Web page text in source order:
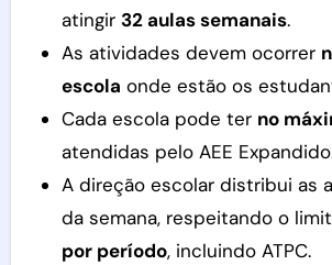
atingir 32 aulas semanais.
As atividades devem ocorrer
escola onde estão os
Cada escola pode ter no
atendidas pelo AEE
A direção escolar distribui as
da semana, respeitando o
por período, incluindo ATPC.